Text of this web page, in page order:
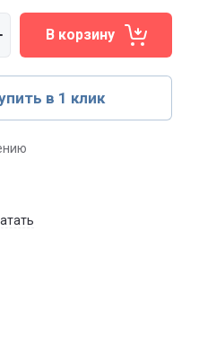
В корзину
в 1 клик